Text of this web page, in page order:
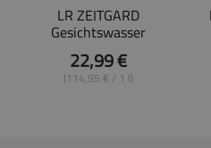
LR ZEITGARD
Gesichtswasser
22,99 €
(114,95 € / 1 l)